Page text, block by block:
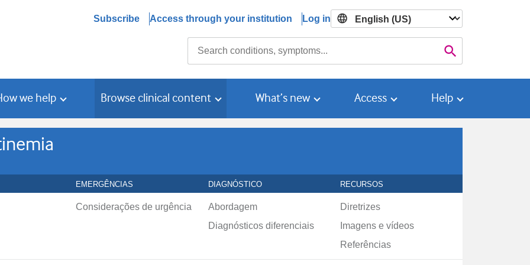
Subscribe Access through your institution Log in

we help Browse clinical content What’s new Access Help
EMERGÊNCIAS DIAGNÓSTICO RECURSOS
Considerações de urgência
Abordagem
Diagnósticos diferenciais
Diretrizes
Imagens e vídeos
Referências